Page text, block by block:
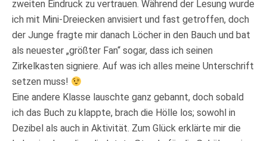
zweiten Eindruck zu vertrauen. Während der Lesung wurde
ich mit Mini-Dreiecken anvisiert und fast getroffen, doch
der Junge fragte mir danach Löcher in den Bauch und bat
als neuester „größter Fan“ sogar, dass ich seinen
Zirkelkasten signiere. Auf was ich alles meine Unterschrift
setzen muss!
Eine andere Klasse lauschte ganz gebannt, doch sobald
ich das Buch zu klappte, brach die Hölle los; sowohl in
Dezibel als auch in Aktivität. Zum Glück erklärte mir die